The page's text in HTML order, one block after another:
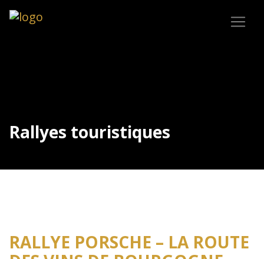
Rallyes touristiques
RALLYE PORSCHE – LA ROUTE